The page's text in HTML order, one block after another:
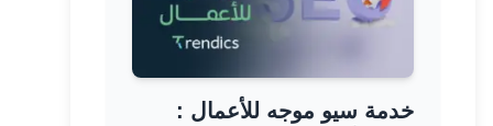
خدمة سيو موجه للأعمال :